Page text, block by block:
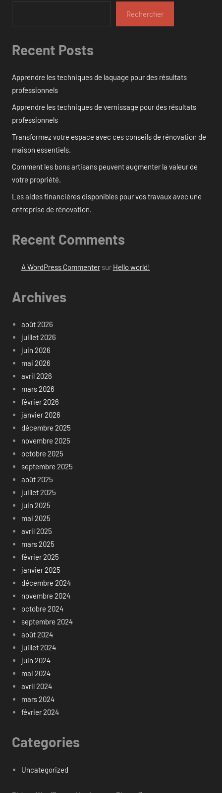
Rechercher
Recent Posts
Apprendre les techniques de laquage pour des résultats
professionnels
Apprendre les techniques de vernissage pour des résultats
professionnels
Transformez votre espace avec ces conseils de rénovation de
maison essentiels.
Comment les bons artisans peuvent augmenter la valeur de
votre propriété.
Les aides financières disponibles pour vos travaux avec une
entreprise de rénovation.
Recent Comments
A WordPress Commentersur Hello world!
Archives
août 2026
juillet 2026
juin 2026
mai 2026
avril 2026
mars 2026
février 2026
janvier 2026
décembre 2025
novembre 2025
octobre 2025
septembre 2025
août 2025
juillet 2025
juin 2025
mai 2025
avril 2025
mars 2025
février 2025
janvier 2025
décembre 2024
novembre 2024
octobre 2024
septembre 2024
août 2024
juillet 2024
juin 2024
mai 2024
avril 2024
mars 2024
février 2024
Categories
Uncategorized